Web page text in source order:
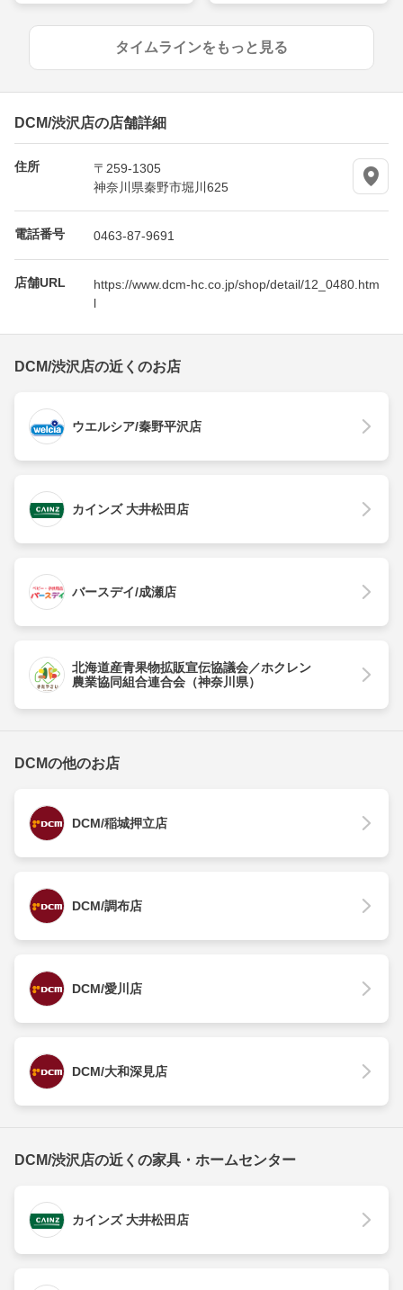
タイムラインをもっと見る
DCM/渋沢店の店舗詳細
住所
〒259-1305
神奈川県秦野市堀川625
電話番号 0463-87-9691
店舗URL
https://www.dcm-hc.co.jp/shop/detail/12_0480.htm
l
DCM/渋沢店の近くのお店
ウエルシア/秦野平沢店
カインズ 大井松田店
バースデイ/成瀬店
北海道産青果物拡販宣伝協議会／ホクレン
農業協同組合連合会（神奈川県）
DCMの他のお店
DCM/稲城押立店
DCM/調布店
DCM/愛川店
DCM/大和深見店
DCM/渋沢店の近くの家具・ホームセンター
カインズ 大井松田店